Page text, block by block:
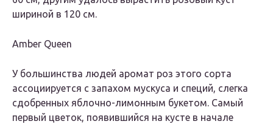
шириной в 120 см.
Amber Queen
У большинства людей аромат роз этого сорта
ассоциируется с запахом мускуса и специй, слегка
сдобренных яблочно-лимонным букетом. Самый
первый цветок, появившийся на кусте в начале